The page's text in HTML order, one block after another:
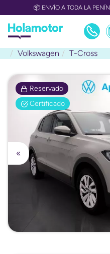
📦 ENVÍO A TODA LA
Volkswagen T-Cross
Reservado
Certificado
«